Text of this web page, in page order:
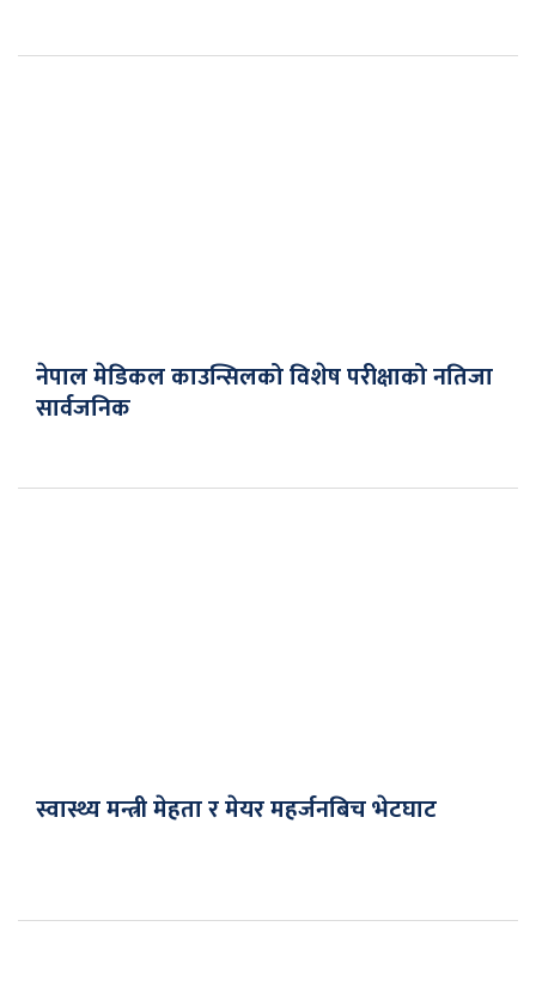
नेपाल मेडिकल काउन्सिलको विशेष परीक्षाको नतिजा
सार्वजनिक
स्वास्थ्य मन्त्री मेहता र मेयर महर्जनबिच भेटघाट